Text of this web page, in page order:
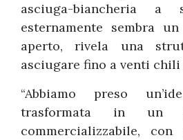
asciuga-biancheria a
esternamente sembra
aperto, rivela una
asciugare fino a venti chili
“Abbiamo preso
trasformata in un
commercializzabile,